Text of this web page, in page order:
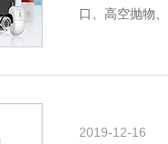
口、高空抛物
2019-12-16